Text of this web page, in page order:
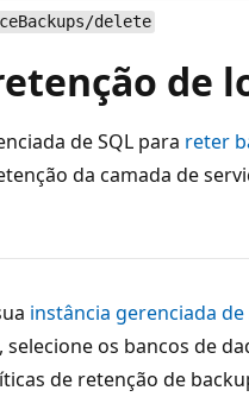
delete
de
de SQL para reter
da camada de
instância gerenciada de
, selecione os bancos de
de retenção de